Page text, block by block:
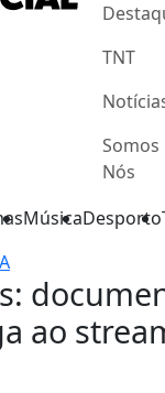
TNT
Somos
Nós
MúsicaDesporto
ao